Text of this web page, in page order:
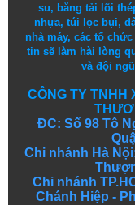
su, băng tải lõi
nhựa, túi lọc bụi,
nhà máy, các tổ
tin sẽ làm hài lòng
vàđội ngũ
CÔNG TY
ĐC: Số 98 Tô
Chi nhánh Hà
Chi nhánh
Chánh Hiệp -